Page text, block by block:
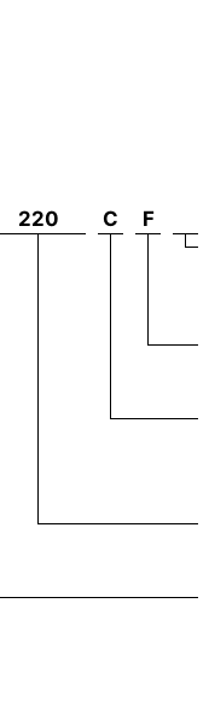
220 C
F